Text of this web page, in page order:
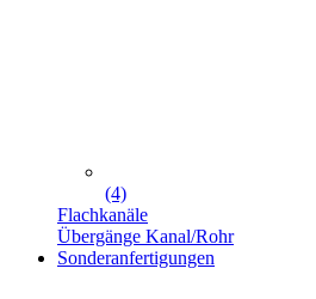
(4)
Flachkanäle
Übergänge Kanal/Rohr
Sonderanfertigungen